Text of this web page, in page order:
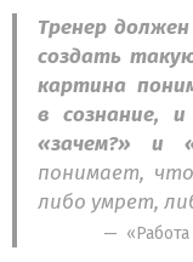
Тренер
создать
картина
в сознание,
«зачем?» и
понимает,
либо умрет,